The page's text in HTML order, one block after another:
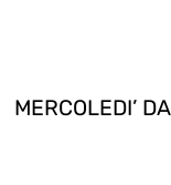
MERCOLEDI’